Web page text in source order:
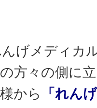
げメディカ
方々の側に
から
「れん